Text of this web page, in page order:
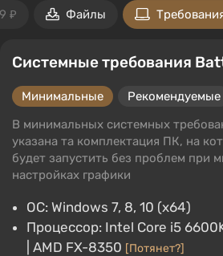
₽ Файлы
Системные требования
Минимальные Рекомендуемые
В минимальных системных
указана та комплектация ПК, на
будет запустить без проблем при
настройках графики
ОС: Windows 7, 8, 10 (x64)
Процессор: Intel Core i5
| AMD FX-8350 [Потянет?]